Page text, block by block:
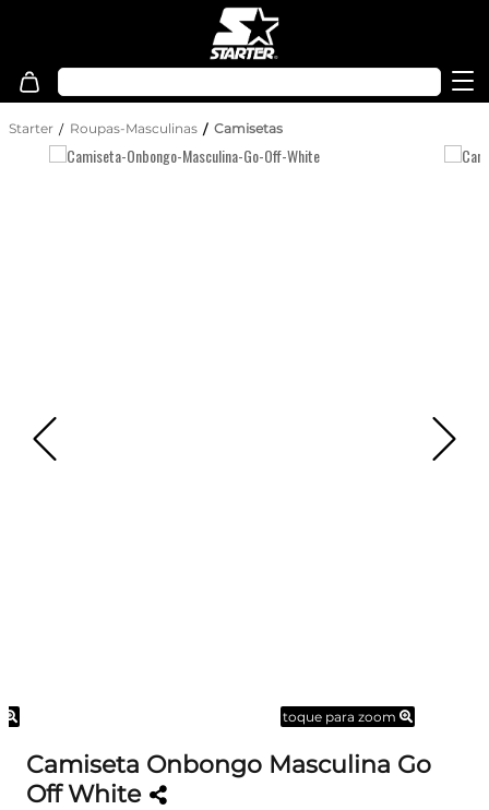
Starter Roupas-Masculinas Camisetas
toque para zoom
Camiseta Onbongo Masculina Go
Off White